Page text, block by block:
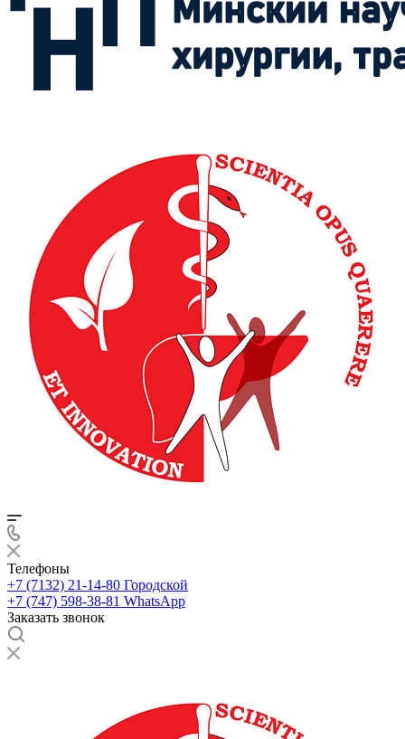
Телефоны
+7 (7132) 21-14-80 Городской
+7 (747) 598-38-81 WhatsApp
Заказать звонок